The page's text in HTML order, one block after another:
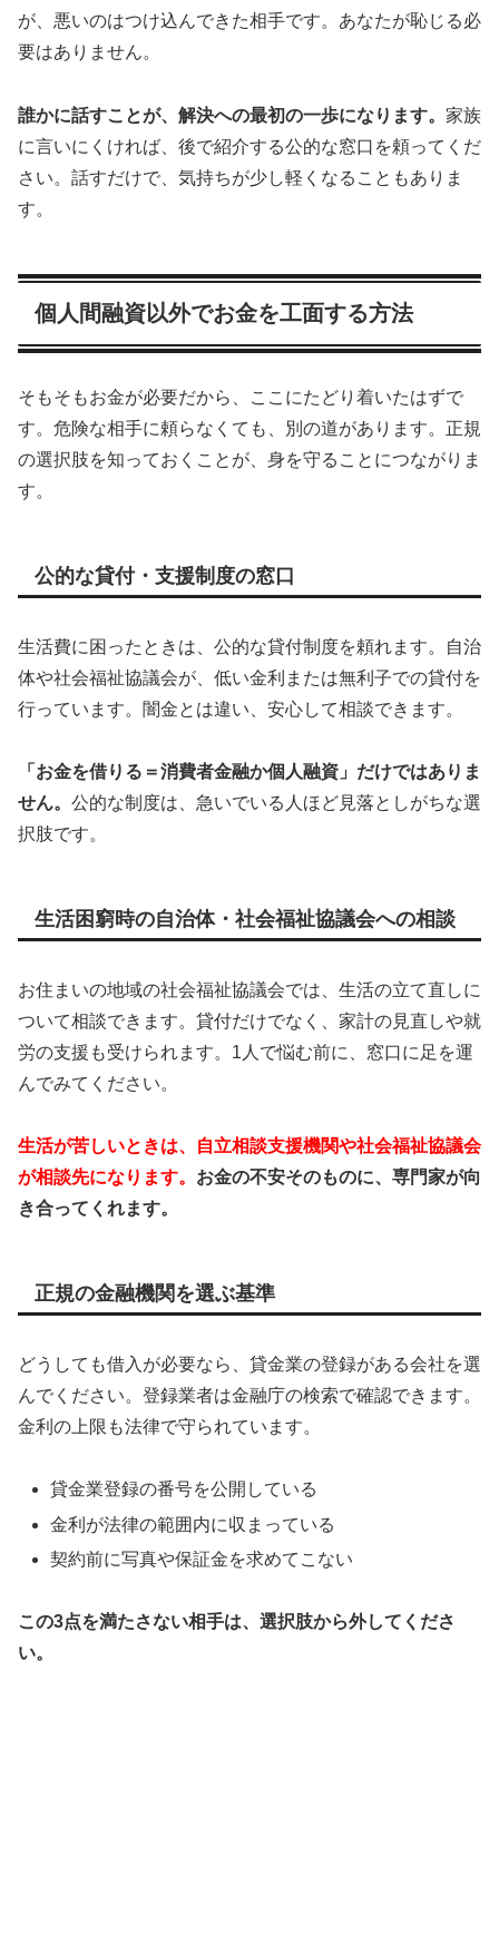
が、悪いのはつけ込んできた相手です。あなたが恥じる必
要はありません。
誰かに話すことが、解決への最初の一歩になります。 家族
に言いにくければ、後で紹介する公的な窓口を頼ってくだ
さい。話すだけで、気持ちが少し軽くなることもありま
す。
個人間融資以外でお金を工面する方法
そもそもお金が必要だから、ここにたどり着いたはずで
す。危険な相手に頼らなくても、別の道があります。正規
の選択肢を知っておくことが、身を守ることにつながりま
す。
公的な貸付・支援制度の窓口
生活費に困ったときは、公的な貸付制度を頼れます。自治
体や社会福祉協議会が、低い金利または無利子での貸付を
行っています。闇金とは違い、安心して相談できます。
「お金を借りる＝消費者金融か個人融資」だけではありま
せん。 公的な制度は、急いでいる人ほど見落としがちな選
択肢です。
生活困窮時の自治体・社会福祉協議会への相談
お住まいの地域の社会福祉協議会では、生活の立て直しに
ついて相談できます。貸付だけでなく、家計の見直しや就
労の支援も受けられます。1人で悩む前に、窓口に足を運
んでみてください。
生活が苦しいときは、自立相談支援機関や社会福祉協議会
が相談先になります。 お金の不安そのものに、専門家が向
き合ってくれます。
正規の金融機関を選ぶ基準
どうしても借入が必要なら、貸金業の登録がある会社を選
んでください。登録業者は金融庁の検索で確認できます。
金利の上限も法律で守られています。
貸金業登録の番号を公開している
金利が法律の範囲内に収まっている
契約前に写真や保証金を求めてこない
この3点を満たさない相手は、選択肢から外してくださ
い。